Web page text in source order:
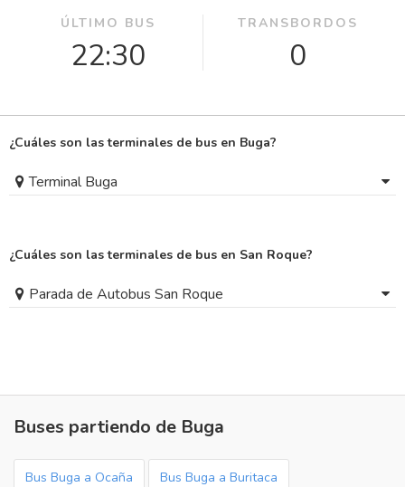
ÚLTIMO BUS
22:30
TRANSBORDOS
0
¿Cuáles son las terminales de bus en Buga?
Terminal Buga
¿Cuáles son las terminales de bus en San Roque?
Parada de Autobus San Roque
Buses partiendo de Buga
Bus Buga a Ocaña Bus Buga a Buritaca